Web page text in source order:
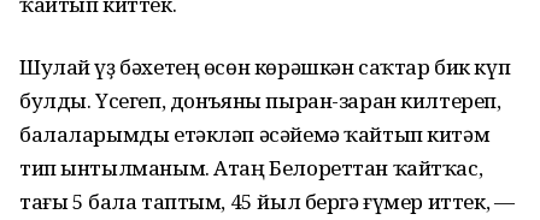
Шулай үҙ бәхетең өсөн көрәшкән саҡтар бик күп
булды. Үсегеп, донъяны пыран-заран килтереп,
балаларымды етәкләп әсәйемә ҡайтып китәм
тип ынтылманым. Атаң Белореттан ҡайтҡас,
тағы 5 бала таптым, 45 йыл бергә ғүмер иттек, —